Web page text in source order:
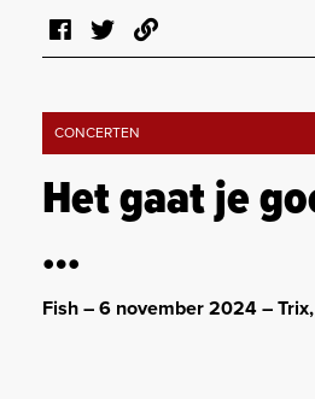
CONCERTEN
Het gaat je
…
Fish – 6 november 2024 –